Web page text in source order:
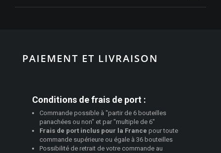
PAIEMENT ET LIVRAISON
Conditions de frais de port :
Commande possible à "partir de 6 bouteilles
panachées ou non" et par "multiple de 6"
Frais de port inclus pour la France pour toute
commande supérieure ou égale à 36 bouteilles
Possibilité de retrait de votre commande au